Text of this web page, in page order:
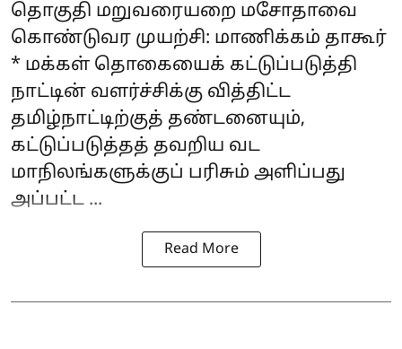
தொகுதி மறுவரையறை மசோதாவை
கொண்டுவர முயற்சி: மாணிக்கம் தாகூர்
* மக்கள் தொகையைக் கட்டுப்படுத்தி
நாட்டின் வளர்ச்சிக்கு வித்திட்ட
தமிழ்நாட்டிற்குத் தண்டனையும்,
கட்டுப்படுத்தத் தவறிய வட
மாநிலங்களுக்குப் பரிசும் அளிப்பது
அப்பட்ட ...
Read More